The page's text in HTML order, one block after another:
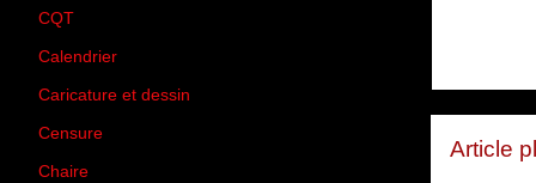
Article
CQT
Calendrier
Caricature et dessin
Censure
Chaire